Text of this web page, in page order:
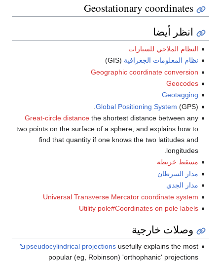
Geostationary coordinates
انظر أيضا
النظام الملاحي للسيارات
نظام المعلومات الجغرافية (GIS)
Geographic coordinate conversion
Geocodes
Geotagging
Global Positioning System (GPS).
Great-circle distancethe shortest distance between any
two points on the surface of a sphere, and explains how to
find that quantity if one knows the two latitudes and
longitudes.
مسقط خريطة
مدار السرطان
مدار الجدي
Universal Transverse Mercator coordinate system
Utility pole#Coordinates on pole labels
وصلات خارجية
pseudocylindrical projectionsusefully explains the most
popular (eg, Robinson) 'orthophanic' projections